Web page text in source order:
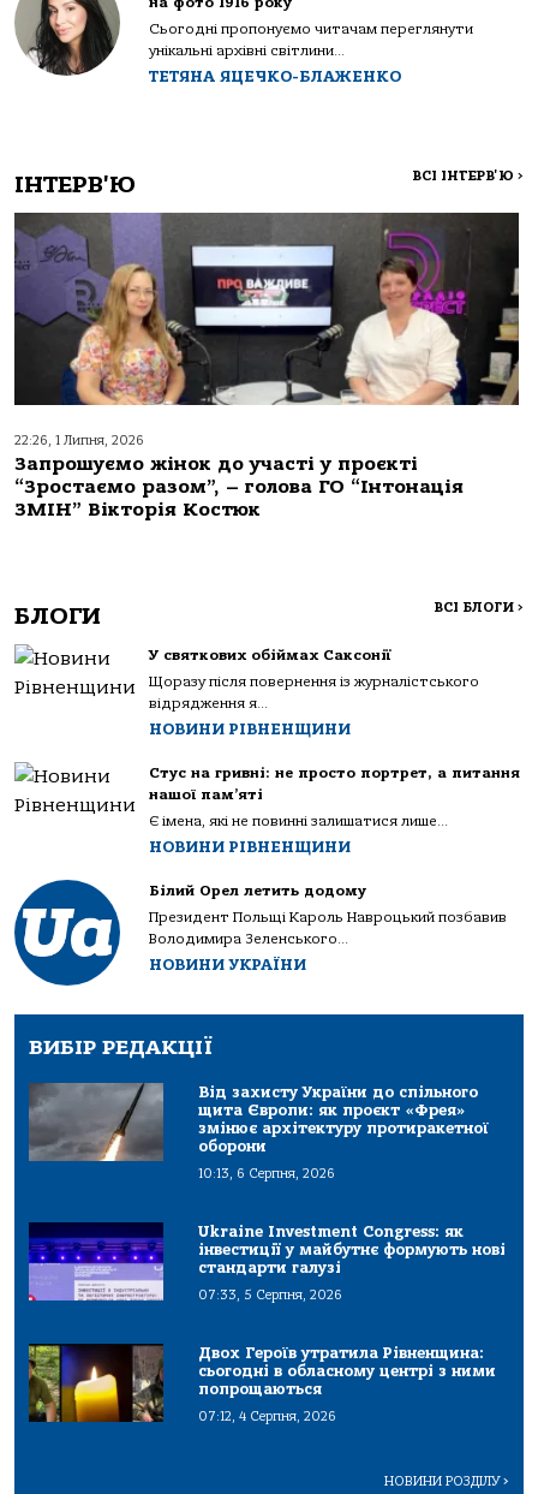
Сьогодні пропонуємо читачам переглянути
унікальні архівні світлини...
ТЕТЯНА ЯЦЕЧКО-БЛАЖЕНКО
ІНТЕРВ'Ю ВСІ ІНТЕРВ'Ю >
22:26, 1 Липня, 2026
Запрошуємо жінок до участі у проєкті
“Зростаємо разом”, – голова ГО “Інтонація
ЗМІН” Вікторія Костюк
БЛОГИ ВСІ БЛОГИ >
У святкових обіймах Саксонії
Щоразу після повернення із журналістського
відрядження я...
НОВИНИ РІВНЕНЩИНИ
Стус на гривні: не просто портрет, а питання
нашої пам’яті
Є імена, які не повинні залишатися лише...
НОВИНИ РІВНЕНЩИНИ
Білий Орел летить додому
Президент Польщі Кароль Навроцький позбавив
Володимира Зеленського...
НОВИНИ УКРАЇНИ
ВИБІР РЕДАКЦІЇ
Від захисту України до спільного
щита Європи: як проєкт «Фрея»
змінює архітектуру протиракетної
оборони
10:13, 6 Серпня, 2026
Ukraine Investment Congress: як
інвестиції у майбутнє формують нові
стандарти галузі
07:33, 5 Серпня, 2026
Двох Героїв утратила Рівненщина:
сьогодні в обласному центрі з ними
попрощаються
07:12, 4 Серпня, 2026
НОВИНИ РОЗДІЛУ>